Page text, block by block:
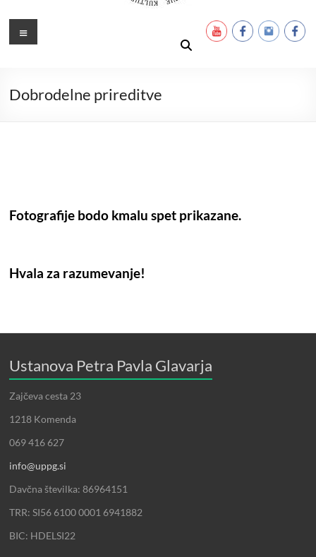
Ustanova Petra Pavla Glavarja
Meni
Dobrodelne prireditve
Fotografije bodo kmalu spet prikazane.
Hvala za razumevanje!
Ustanova Petra Pavla Glavarja
Zajčeva cesta 23
1218 Komenda
069 416 627
info@uppg.si
Davčna številka: 86964151
TRR: SI56 6100 0001 6941882
BIC: HDELSI22